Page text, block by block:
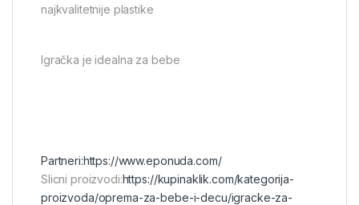
najkvalitetnije plastike
Igračka je idealna za bebe
Partneri:https://www.eponuda.com/
Slicni proizvodi:https://kupinaklik.com/kategorija-
proizvoda/oprema-za-bebe-i-decu/igracke-za-